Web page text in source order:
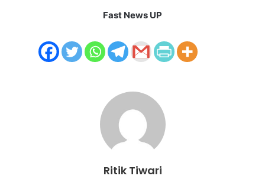
Fast News UP
Ritik Tiwari